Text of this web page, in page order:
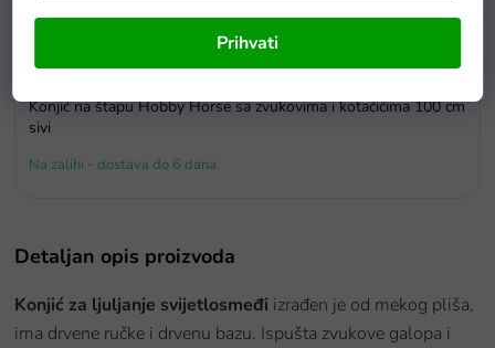
Prihvati
Novo u redu
Konjić na štapu Hobby Horse sa zvukovima i kotačićima 100 cm
sivi
Na zalihi - dostava do 6 dana.
Detaljan opis proizvoda
Konjić za ljuljanje svijetlosmeđi izrađen je od mekog pliša,
ima drvene ručke i drvenu bazu. Ispušta zvukove galopa i